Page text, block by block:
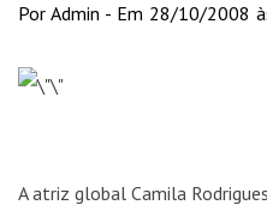
Por Admin - Em 28/10/2008
A atriz global Camila